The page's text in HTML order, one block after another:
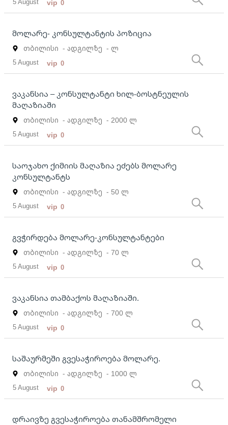
vip 0
მოლარე- კონსულტანტის პოზიცია
თბილისი - ადგილზე - ლ
5 August vip 0
ვაკანსია – კონსულტანტი ხილ-ბოსტნეულის
მაღაზიაში
თბილისი - ადგილზე - 2000 ლ
5 August vip 0
საოჯახო ქიმიის მაღაზია ეძებს მოლარე
კონსულტანტს
თბილისი - ადგილზე - 50 ლ
5 August vip 0
გვჭირდება მოლარე-კონსულტანტები
თბილისი - ადგილზე - 70 ლ
5 August vip 0
ვაკანსია თამბაქოს მაღაზიაში.
თბილისი - ადგილზე - 700 ლ
5 August vip 0
საშაურმეში გვესაჭიროება მოლარე.
თბილისი - ადგილზე - 1000 ლ
5 August vip 0
დრაივზე გვესაჭიროება თანამშრომელი